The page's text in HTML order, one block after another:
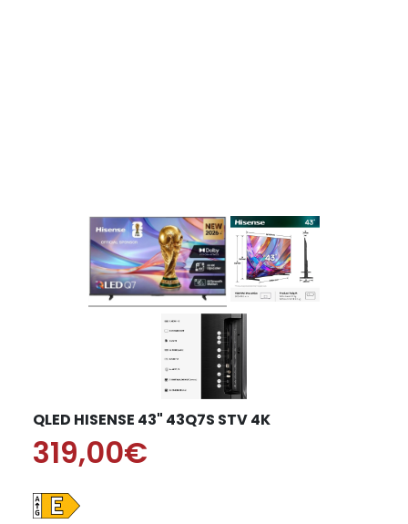
QLED HISENSE 43" 43Q7S STV 4K
319,00€